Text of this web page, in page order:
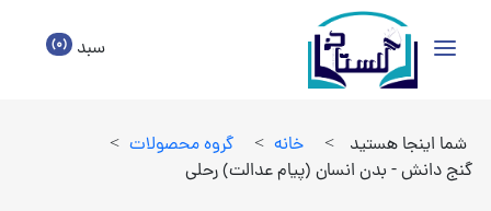
سبد (0)
شما اینجا هستید > خانه > گروه محصولات >
گنج دانش - بدن انسان (پیام عدالت) رحلی